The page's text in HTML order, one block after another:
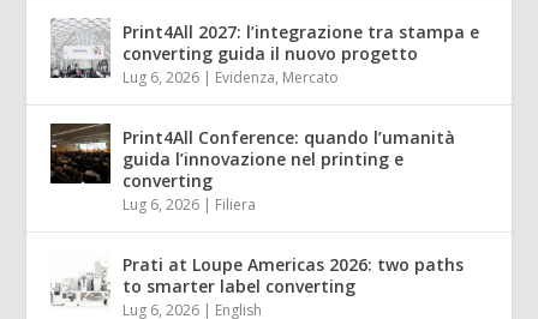
Print4All 2027: l’integrazione tra stampa e
converting guida il nuovo progetto
Lug 6, 2026 | Evidenza, Mercato
Print4All Conference: quando l’umanità
guida l’innovazione nel printing e
converting
Lug 6, 2026 | Filiera
Prati at Loupe Americas 2026: two paths
to smarter label converting
Lug 6, 2026 | English